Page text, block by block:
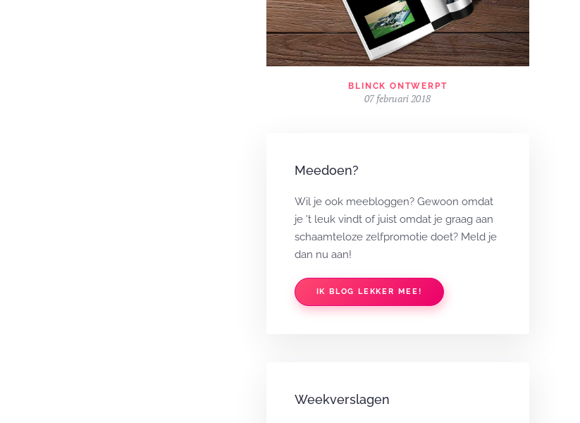
BLINCK ONTWERPT
07 februari 2018
Meedoen?
Wil je ook meebloggen? Gewoon omdat
je 't leuk vindt of juist omdat je graag aan
schaamteloze zelfpromotie doet? Meld je
dan nu aan!
IK BLOG LEKKER MEE!
Weekverslagen